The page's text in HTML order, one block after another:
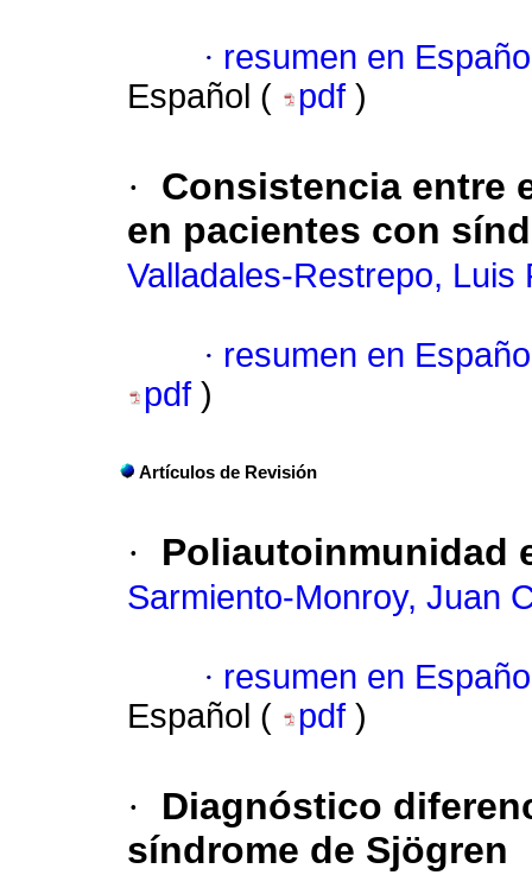
· resumen en
Español (
pdf )
·
Consistencia entre
en pacientes con
Valladales-Restrepo, Luis
· resumen en
pdf )
Artículos de Revisión
· Poliautoinmunidad
Sarmiento-Monroy, Juan
· resumen en
Español (
pdf )
·
Diagnóstico
síndrome de Sjögren